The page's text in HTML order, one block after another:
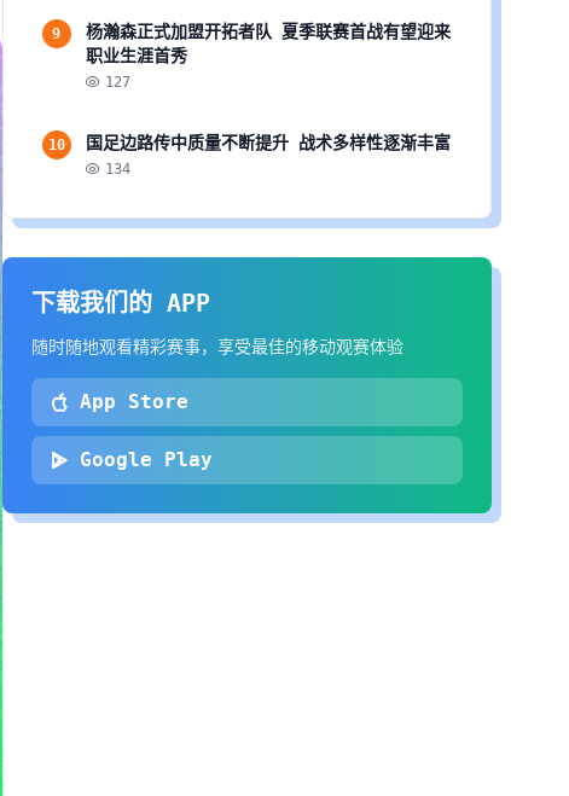
9
杨瀚森正式加盟开拓者队 夏季联赛首战有望迎来
职业生涯首秀
127
10 国足边路传中质量不断提升 战术多样性逐渐丰富
134
下载我们的 APP
随时随地观看精彩赛事，享受最佳的移动观赛体验
App Store
Google Play